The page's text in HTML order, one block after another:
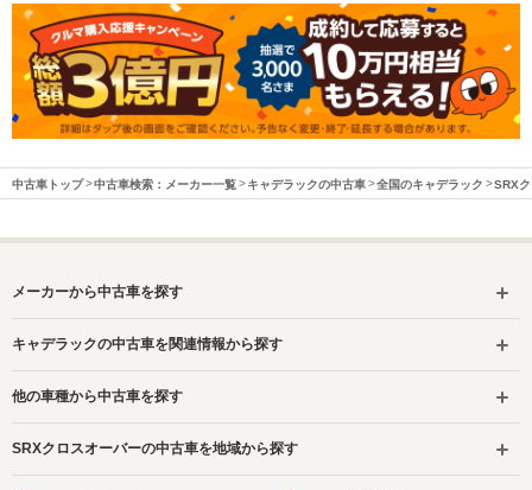
中古車トップ 中古車検索：メーカー一覧 キャデラックの中古車 全国のキャデラック SRX
メーカーから中古車を探す
キャデラックの中古車を関連情報から探す
他の車種から中古車を探す
SRXクロスオーバーの中古車を地域から探す